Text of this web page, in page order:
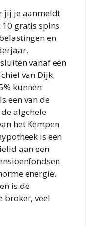
jij je aanmeldt
gratis spins
en
vanaf een
van Dijk.
kunnen
een van de
algehele
het Kempen
is een
aan een
energie.
is de
broker, veel